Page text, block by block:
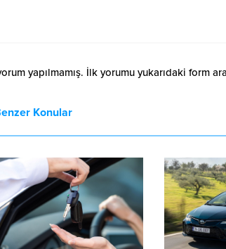
yapılmamış. İlk yorumu yukarıdaki form
Konular